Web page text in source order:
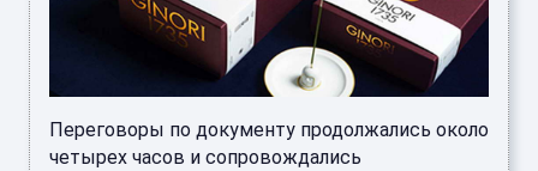
Переговоры по документу продолжались около
четырех часов и сопровождались